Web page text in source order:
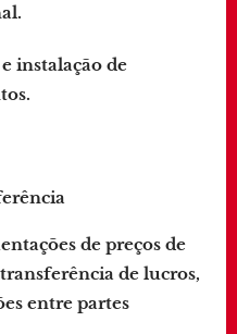
instalação de
de preços de
de lucros,
entre partes